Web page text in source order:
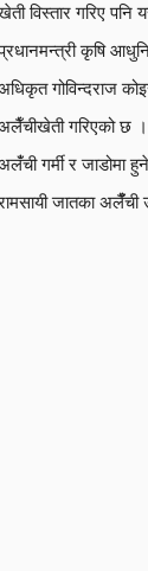
विस्तार गरिए
कृषि
गोविन्दराज
गरिएको छ
गर्मी र जाडोमा
जातका